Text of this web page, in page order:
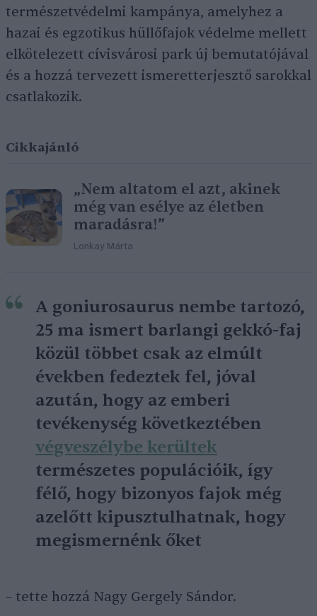
természetvédelmi kampánya, amelyhez a
hazai és egzotikus hüllőfajok védelme mellett
elkötelezett cívisvárosi park új bemutatójával
és a hozzá tervezett ismeretterjesztő sarokkal
csatlakozik.
Cikkajánló
„Nem altatom el azt, akinek
még van esélye az életben
maradásra!”
Lonkay Márta
A goniurosaurus nembe tartozó,
25 ma ismert barlangi gekkó-faj
közül többet csak az elmúlt
években fedeztek fel, jóval
azután, hogy az emberi
tevékenység következtében
végveszélybe kerültek
természetes populációik, így
félő, hogy bizonyos fajok még
azelőtt kipusztulhatnak, hogy
megismernénk őket
– tette hozzá Nagy Gergely Sándor.